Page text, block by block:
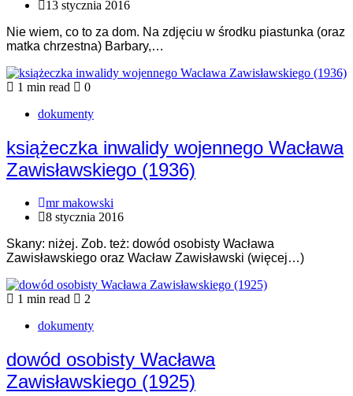
13 stycznia 2016
Nie wiem, co to za dom. Na zdjęciu w środku piastunka (oraz
matka chrzestna) Barbary,…
1 min read
0
dokumenty
książeczka inwalidy wojennego Wacława
Zawisławskiego (1936)
mr makowski
8 stycznia 2016
Skany: niżej. Zob. też: dowód osobisty Wacława
Zawisławskiego oraz Wacław Zawisławski (więcej…)
1 min read
2
dokumenty
dowód osobisty Wacława
Zawisławskiego (1925)